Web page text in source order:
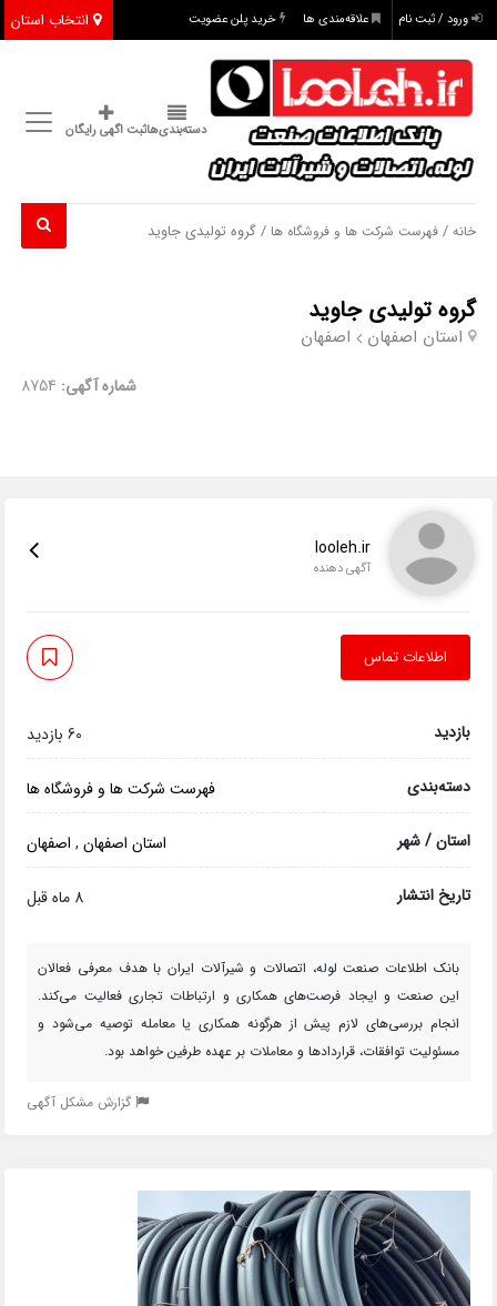
انتخاب استان ورود / ثبت نام علاقه‌مندی ها خرید پلن عضویت
دسته‌بندی‌هاثبت اگهی رایگان
خانه /فهرست شرکت ها و فروشگاه ها / گروه تولیدی جاوید
گروه تولیدی جاوید
استان اصفهان اصفهان
شماره آگهی: 8754
looleh.ir
آگهی دهنده
اطلاعات تماس
بازدید 60 بازدید
دسته‌بندی فهرست شرکت ها و فروشگاه ها
استان / شهر استان اصفهان, اصفهان
تاریخ انتشار 8 ماه قبل
بانک اطلاعات صنعت لوله، اتصالات و شیرآلات ایران با هدف معرفی فعالان
این صنعت و ایجاد فرصت‌های همکاری و ارتباطات تجاری فعالیت می‌کند.
انجام بررسی‌های لازم پیش از هرگونه همکاری یا معامله توصیه می‌شود و
مسئولیت توافقات، قراردادها و معاملات بر عهده طرفین خواهد بود.
گزارش مشکل آگهی